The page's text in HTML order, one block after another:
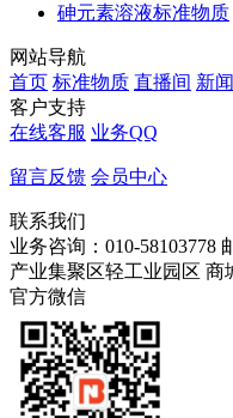
砷元素溶液标准物质
网站导航
首页 标准物质 直播间 新
客户支持
在线客服 业务QQ
留言反馈 会员中心
联系我们
业务咨询：010-58103778
产业集聚区轻工业园区 商
官方微信